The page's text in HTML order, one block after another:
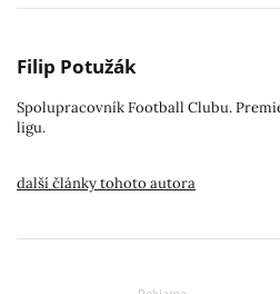
Filip Potužák
Spolupracovník Football Clubu.
ligu.
další články tohoto autora